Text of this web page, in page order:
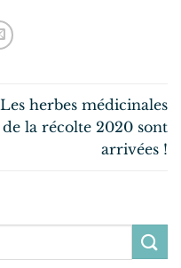
Les herbes médicinales
de la récolte 2020 sont
arrivées !